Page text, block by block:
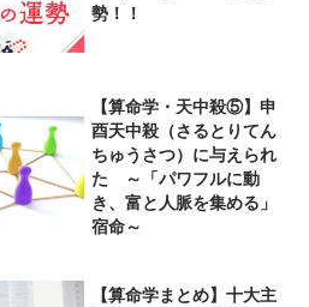
勢！！
【算命学・天中殺⑤】申
酉天中殺（さるとりてん
ちゅうさつ）に与えられ
た ～「パワフルに動
き、富と人脈を集める」
宿命～
【算命学まとめ】十大主